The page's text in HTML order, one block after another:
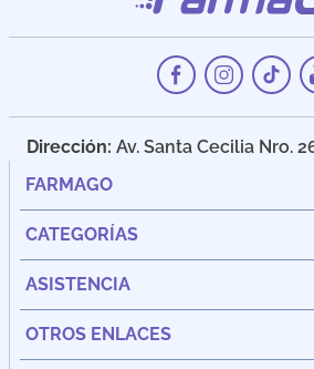
Dirección: Av. Santa Cecilia Nro.
FARMAGO
CATEGORÍAS
ASISTENCIA
OTROS ENLACES